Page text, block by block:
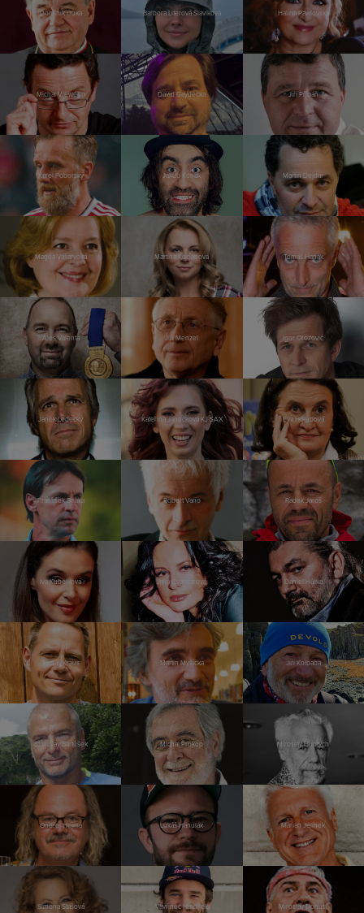
Dominik Duka Barbora Literová Slavíková Halina Pawlovská
Michal Viewegh David Gaydečka Jiří Přibáň
Karel Poborský Jakub Kohák Martin Dejdar
Magda Vášáryová Martina Kociánová Tomáš Hanák
Aleš Valenta Jiří Menzel Igor Orozovič
Janek Ledecký Kateřina Janečková KJ SAX Eva Holubová
František Straka Robert Vano Radek Jaroš
Iva Kubelková Jitka Čvančarová Daniel Hůlka
Tomáš Kraus Martin Myšička Jiří Kolbaba
Stanislav Bartůšek Michal Prokop Miroslav Huptych
Ondřej Hejma Lukáš Hanulák Marian Jelínek
Simona Stašová Vavřinec Hradilek Miroslav Donutil